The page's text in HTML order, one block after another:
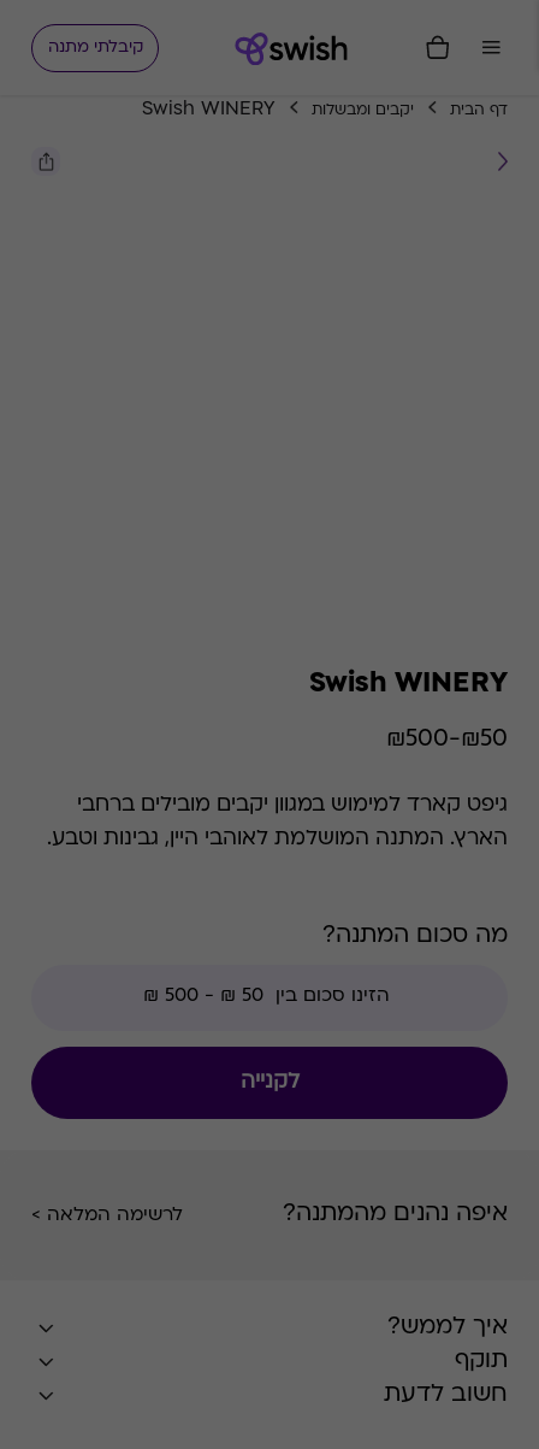
קיבלתי מתנה
דף הבית יקבים ומבשלות Swish WINERY
Swish WINERY
₪50-₪500
גיפט קארד למימוש במגוון יקבים מובילים ברחבי
הארץ. המתנה המושלמת לאוהבי היין, גבינות וטבע.
מה סכום המתנה?
לקנייה
איפה נהנים מהמתנה? לרשימה המלאה >
איך לממש?
תוקף
חשוב לדעת